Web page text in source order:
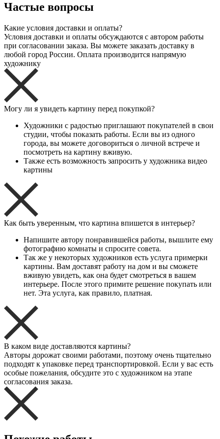
Частые вопросы
Какие условия доставки и оплаты?
Условия доставки и оплаты обсуждаются с автором работы
при согласовании заказа. Вы можете заказать доставку в
любой город России. Оплата производится напрямую
художнику
Могу ли я увидеть картину перед покупкой?
Художники с радостью приглашают покупателей в свои
студии, чтобы показать работы. Если вы из одного
города, вы можете договориться о личной встрече и
посмотреть на картину вживую.
Также есть возможность запросить у художника видео
картины
Как быть уверенным, что картина впишется в интерьер?
Напишите автору понравившейся работы, вышлите ему
фотографию комнаты и спросите совета.
Так же у некоторых художников есть услуга примерки
картины. Вам доставят работу на дом и вы сможете
вживую увидеть, как она будет смотреться в вашем
интерьере. После этого примите решение покупать или
нет. Эта услуга, как правило, платная.
В каком виде доставляются картины?
Авторы дорожат своими работами, поэтому очень тщательно
подходят к упаковке перед транспортировкой. Если у вас есть
особые пожелания, обсудите это с художником на этапе
согласования заказа.